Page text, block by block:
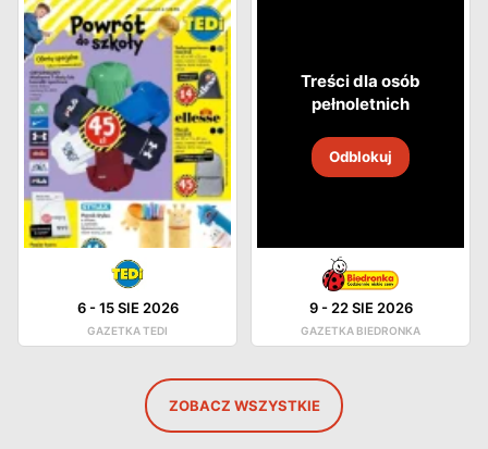
6-15 SIE 2026
GAZETKA TEDI
Treści dla osób
pełnoletnich
Odblokuj
9- 22 SIE 2026
GAZETKA BIEDRONKA
ZOBACZ WSZYSTKIE